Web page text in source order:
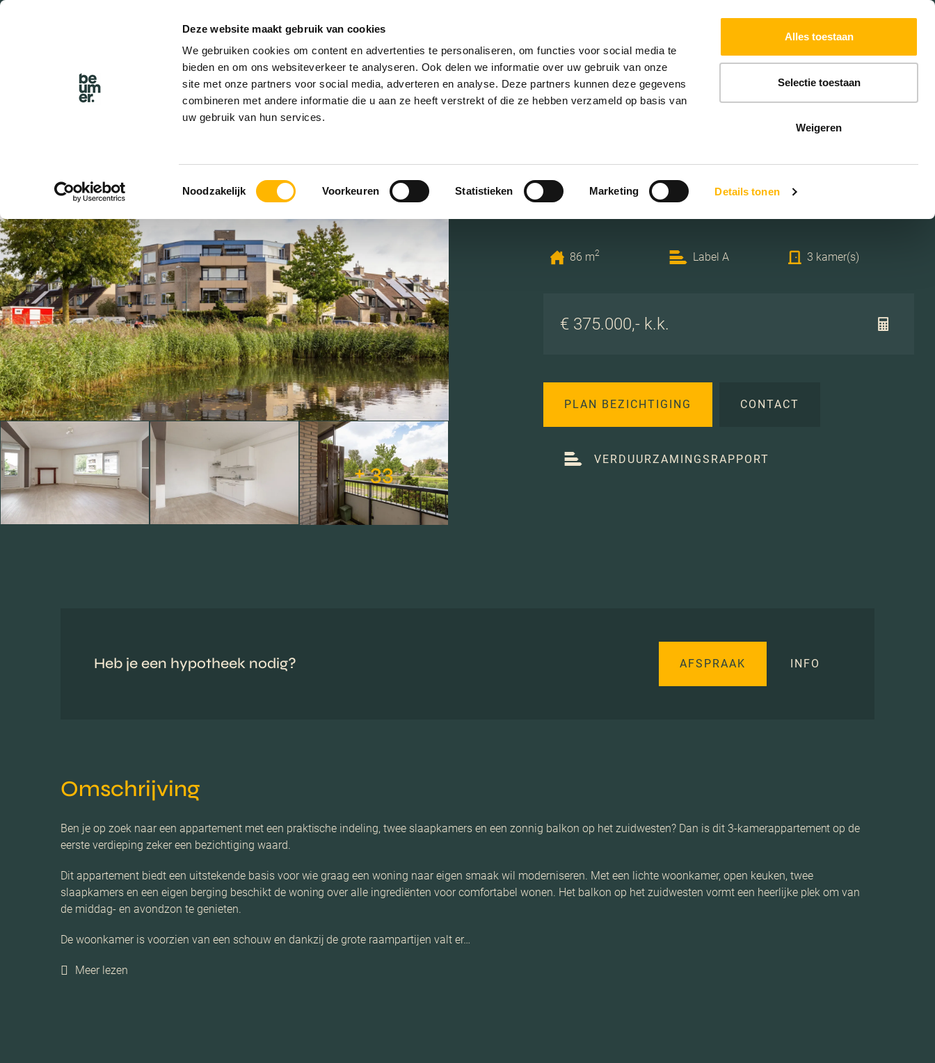
Deze website maakt gebruik van cookies
We gebruiken cookies om content en advertenties te personaliseren, om functies voor social media te
bieden en om ons websiteverkeer te analyseren. Ook delen we informatie over uw gebruik van onze
site met onze partners voor social media, adverteren en analyse. Deze partners kunnen deze gegevens
combineren met andere informatie die u aan ze heeft verstrekt of die ze hebben verzameld op basis van
uw gebruik van hun services.
Toestemmingsselectie
Noodzakelijk Voorkeuren Statistieken Marketing Details tonen
Alles toestaan
Selectie toestaan
Weigeren
EXTRA DIENSTEN
+ 33
Jonker Bolpoort 23
86 m2 Label A 3 kamer(s)
€ 375.000,- k.k.
PLAN BEZICHTIGING CONTACT
VERDUURZAMINGSRAPPORT
Heb je een hypotheek nodig? AFSPRAAK INFO
Omschrijving
Ben je op zoek naar een appartement met een praktische indeling, twee slaapkamers en een zonnig balkon op het zuidwesten? Dan is dit 3-kamerappartement op de
eerste verdieping zeker een bezichtiging waard.
Dit appartement biedt een uitstekende basis voor wie graag een woning naar eigen smaak wil moderniseren. Met een lichte woonkamer, open keuken, twee
slaapkamers en een eigen berging beschikt de woning over alle ingrediënten voor comfortabel wonen. Het balkon op het zuidwesten vormt een heerlijke plek om van
de middag- en avondzon te genieten.
De woonkamer is voorzien van een schouw en dankzij de grote raampartijen valt er…
Meer lezen